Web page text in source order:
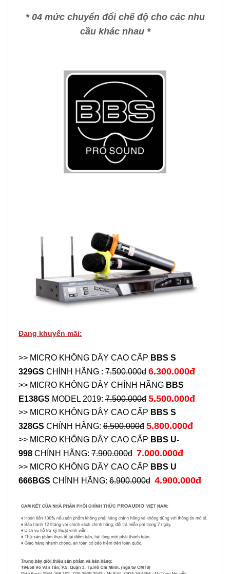
* 04 mức chuyển đổi chế độ cho các nhu
cầu khác nhau *
Đang khuyến mãi:
>> MICRO KHÔNG DÂY CAO CẤP BBS S
329GS CHÍNH HÃNG : 7.500.000đ 6.300.000đ
>> MICRO KHÔNG DÂY CHÍNH HÃNG BBS
E138GS MODEL 2019: 7.500.000đ 5.500.000đ
>> MICRO KHÔNG DÂY CAO CẤP BBS S
328GS CHÍNH HÃNG: 6.500.000đ 5.800.000đ
>> MICRO KHÔNG DÂY CAO CẤP BBS U-
998 CHÍNH HÃNG: 7.900.000đ 7.000.000đ
>> MICRO KHÔNG DÂY CAO CẤP BBS U
666BGS CHÍNH HÃNG: 6.900.000đ 4.900.000đ